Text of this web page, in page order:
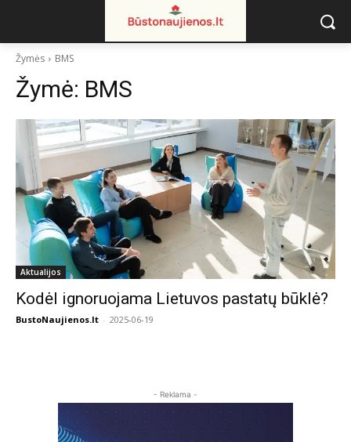
Žymės BMS
Žymė: BMS
Aktualijos
Kodėl ignoruojama Lietuvos pastatų būklė?
BustoNaujienos.lt - 2025-06-19
- Reklama -